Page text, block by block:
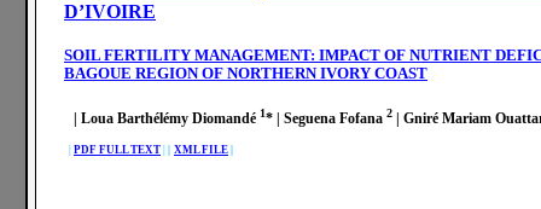
D’IVOIRE
SOIL FERTILITY MANAGEMENT: IMPACT OF NUTRIENT
BAGOUE REGION OF NORTHERN IVORY COAST
| Loua Barthélémy Diomandé 1* | Seguena Fofana 2 | Gniré Mariam
PDF FULL TEXT XML FILE